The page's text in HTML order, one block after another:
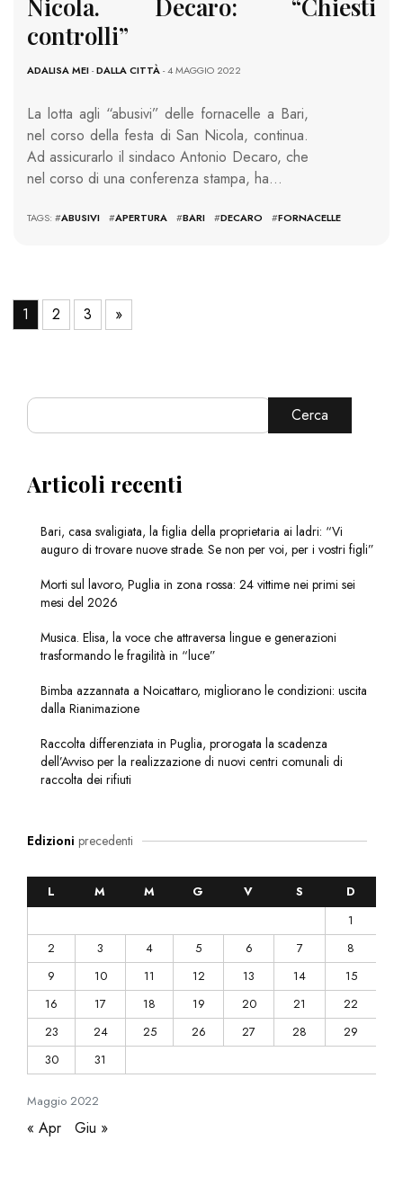
Nicola. Decaro: “Chiesti
controlli”
ADALISA MEI-DALLA CITTÀ- 4 MAGGIO 2022
La lotta agli “abusivi” delle fornacelle a Bari,
nel corso della festa di San Nicola, continua.
Ad assicurarlo il sindaco Antonio Decaro, che
nel corso di una conferenza stampa, ha…
TAGS: #ABUSIVI #APERTURA #BARI #DECARO #FORNACELLE
1 2 3 »
Cerca
Articoli recenti
Bari, casa svaligiata, la figlia della proprietaria ai ladri: “Vi
auguro di trovare nuove strade. Se non per voi, per i vostri figli”
Morti sul lavoro, Puglia in zona rossa: 24 vittime nei primi sei
mesi del 2026
Musica. Elisa, la voce che attraversa lingue e generazioni
trasformando le fragilità in “luce”
Bimba azzannata a Noicattaro, migliorano le condizioni: uscita
dalla Rianimazione
Raccolta differenziata in Puglia, prorogata la scadenza
dell’Avviso per la realizzazione di nuovi centri comunali di
raccolta dei rifiuti
Edizioni precedenti
Maggio 2022
L M M G V S
D
1
2
3 4 5 6 7
8
9
10 11 12 13 14
15
16
17 18 19 20 21
22
23
24 25 26 27 28
29
30
31
« Apr Giu »